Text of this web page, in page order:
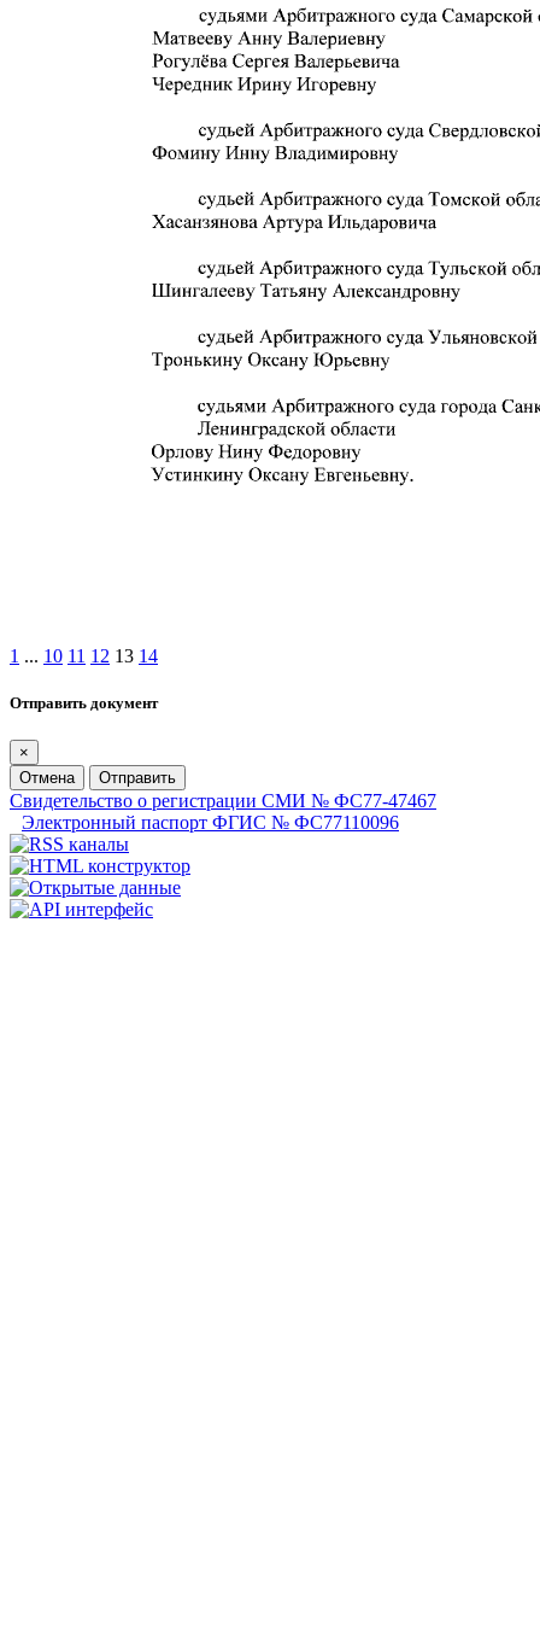
1 ... 10 11 12 13 14
Отправить документ
×
Отмена
Отправить
Свидетельство о регистрации СМИ № ФС77-47467
Электронный паспорт ФГИС № ФС77110096